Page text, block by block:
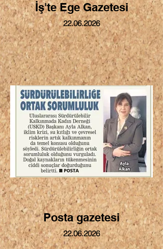
İş'te Ege Gazetesi
22.06.2026
Posta gazetesi
22.06.2026